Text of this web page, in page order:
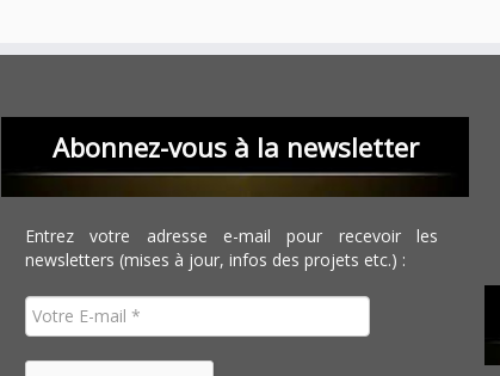
Abonnez-vous à la newsletter
Entrez votre adresse e-mail pour recevoir les
newsletters (mises à jour, infos des projets etc.) :